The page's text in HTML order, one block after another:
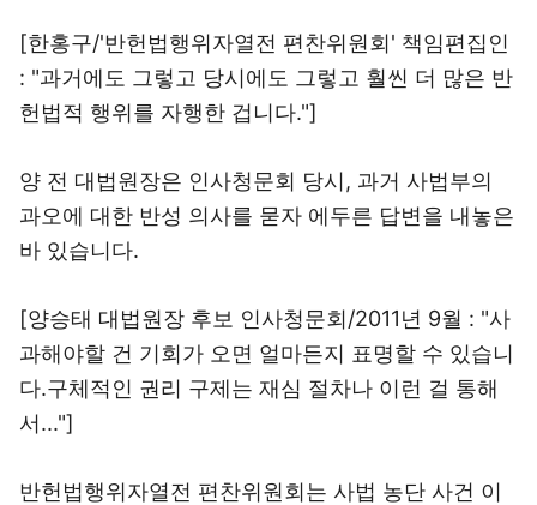
[한홍구/'반헌법행위자열전 편찬위원회' 책임편집인
: "과거에도 그렇고 당시에도 그렇고 훨씬 더 많은 반
헌법적 행위를 자행한 겁니다."]
양 전 대법원장은 인사청문회 당시, 과거 사법부의
과오에 대한 반성 의사를 묻자 에두른 답변을 내놓은
바 있습니다.
[양승태 대법원장 후보 인사청문회/2011년 9월 : "사
과해야할 건 기회가 오면 얼마든지 표명할 수 있습니
다.구체적인 권리 구제는 재심 절차나 이런 걸 통해
서..."]
반헌법행위자열전 편찬위원회는 사법 농단 사건 이